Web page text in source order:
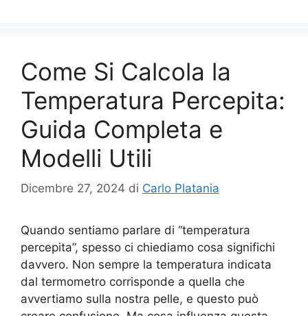
Come Si Calcola la
Temperatura Percepita:
Guida Completa e
Modelli Utili
Dicembre 27, 2024 di Carlo Platania
Quando sentiamo parlare di “temperatura
percepita”, spesso ci chiediamo cosa significhi
davvero. Non sempre la temperatura indicata
dal termometro corrisponde a quella che
avvertiamo sulla nostra pelle, e questo può